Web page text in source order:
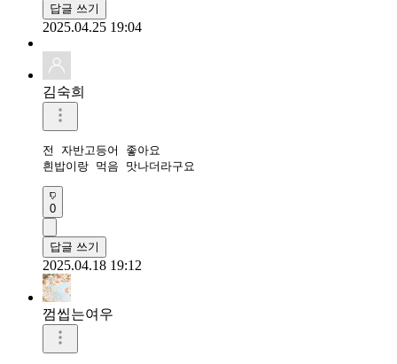
답글 쓰기
2025.04.25 19:04
김숙희
전 자반고등어 좋아요
흰밥이랑 먹음 맛나더라구요
0
답글 쓰기
2025.04.18 19:12
껌씹는여우